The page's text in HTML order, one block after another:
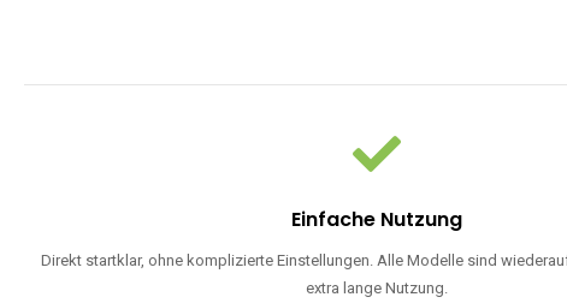
Einfache Nutzung
Direkt startklar, ohne komplizierte Einstellungen. Alle Modelle sind
extra lange Nutzung.